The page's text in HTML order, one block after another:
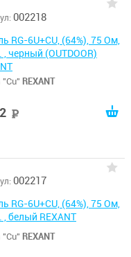
002218
RG-6U+CU, (64%), 75 Ом,
, черный (OUTDOOR)
REXANT
002217
RG-6U+CU, (64%), 75 Ом,
, белый REXANT
REXANT